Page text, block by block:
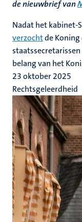
de nieuwbrief van
Nadat het kabinet-
verzochtde
belang van het
23 oktober 2025
Rechtsgeleerdheid